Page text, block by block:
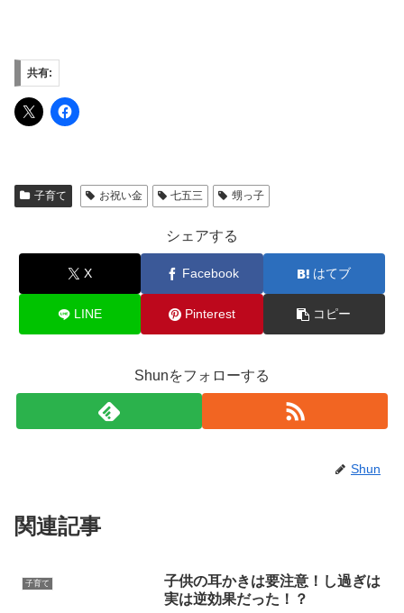
共有:
子育て お祝い金 七五三 甥っ子
シェアする
X Facebook はてブ
LINE Pinterest コピー
Shunをフォローする
Shun
関連記事
子育て
子供の耳かきは要注意！し過ぎは
実は逆効果だった！？